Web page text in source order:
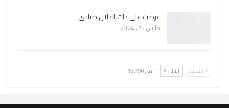
عرضت على ذات الدلال صبابتي
مارس 23, 2024
السابق التالي 1 من 13٬790